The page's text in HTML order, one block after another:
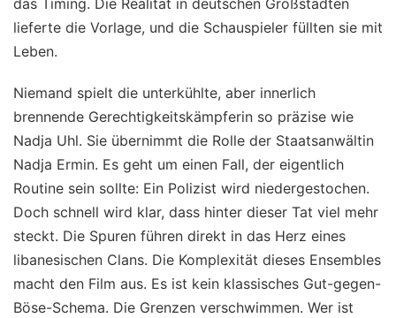
das Timing. Die Realität in deutschen Großstädten
lieferte die Vorlage, und die Schauspieler füllten sie mit
Leben.
Niemand spielt die unterkühlte, aber innerlich
brennende Gerechtigkeitskämpferin so präzise wie
Nadja Uhl. Sie übernimmt die Rolle der Staatsanwältin
Nadja Ermin. Es geht um einen Fall, der eigentlich
Routine sein sollte: Ein Polizist wird niedergestochen.
Doch schnell wird klar, dass hinter dieser Tat viel mehr
steckt. Die Spuren führen direkt in das Herz eines
libanesischen Clans. Die Komplexität dieses Ensembles
macht den Film aus. Es ist kein klassisches Gut-gegen-
Böse-Schema. Die Grenzen verschwimmen. Wer ist